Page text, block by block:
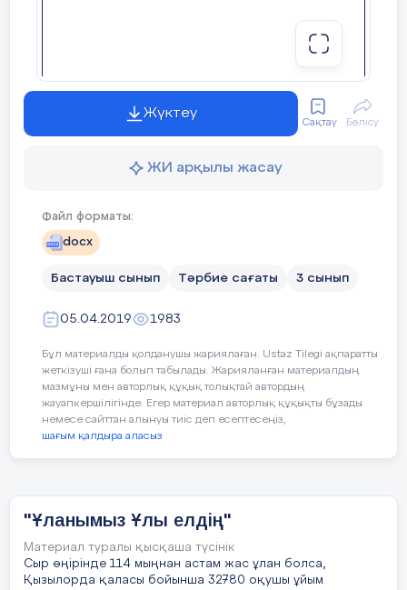
Ұланымын Ұлы елдің
«Жас Ұлан» Біріңғай балалар мен
жасөспірімдер ұйымына
салтанатты түрде қабылдау
Сабақты
қорыту
6минут
Ұйқасып тұрған өлең сөздерін теріп жаз.
Өлеңіміз,бөбегіміз,дегеніміз
Ұланысмыз,ұранымыз,бұлағымыз
Үй тапсырмасы
4-тапсырма
Сызбаға сай берілген өлеңнің бір
шумағын талдап көрсет
Ж:
Ұланымыз
Ұранымыз
ғатұғын
Б ұлағымыз
Жүктеу
Сақтау Бөлісу
ЖИ арқылы жасау
Файл форматы:
docx
Бастауыш сынып Тәрбие сағаты 3 сынып
05.04.2019 1983
Бұл материалды қолданушы жариялаған. Ustaz Tilegi ақпаратты
жеткізуші ғана болып табылады. Жарияланған материалдың
мазмұны мен авторлық құқық толықтай автордың
жауапкершілігінде. Егер материал авторлық құқықты бұзады
немесе сайттан алынуы тиіс деп есептесеңіз,
шағым қалдыра аласыз
"Ұланымыз Ұлы елдің"
Материал туралы қысқаша түсінік
Сыр өңірінде 114 мыңнан астам жас ұлан болса,
Қызылорда қаласы бойынша 32780 оқушы ұйым